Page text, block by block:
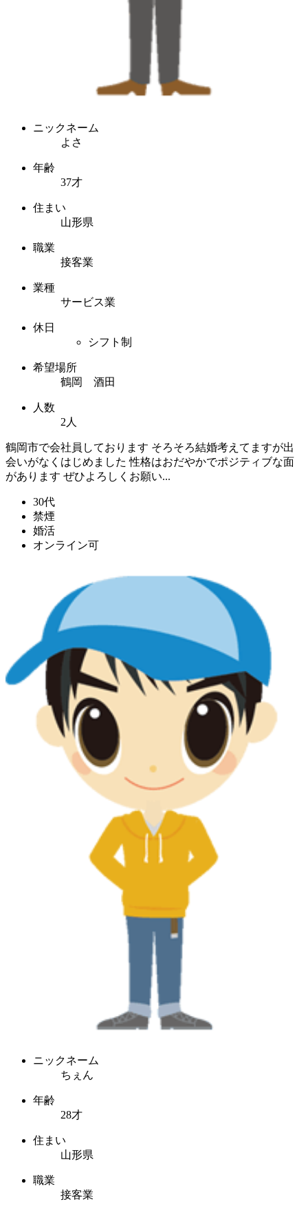
ニックネーム
よさ
年齢
37才
住まい
山形県
職業
接客業
業種
サービス業
休日
シフト制
希望場所
鶴岡 酒田
人数
2人
鶴岡市で会社員しております そろそろ結婚考えてますが出
会いがなくはじめました 性格はおだやかでポジティブな面
があります ぜひよろしくお願い...
30代
禁煙
婚活
オンライン可
ニックネーム
ちぇん
年齢
28才
住まい
山形県
職業
接客業